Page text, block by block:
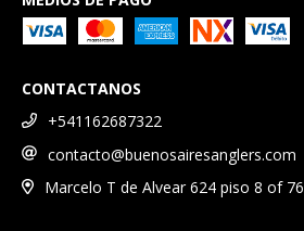
CONTACTANOS
+541162687322
contacto@buenosairesanglers.com
Marcelo T de Alvear 624 piso 8 of 76